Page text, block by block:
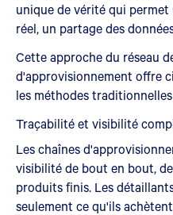
unique de vérité qui
réel, un partage des
Cette approche du réseau
d'approvisionnement offre
les méthodes
Traçabilité et visibilité
Les chaînes
visibilité de bout en bout,
produits finis. Les
seulement ce qu'ils